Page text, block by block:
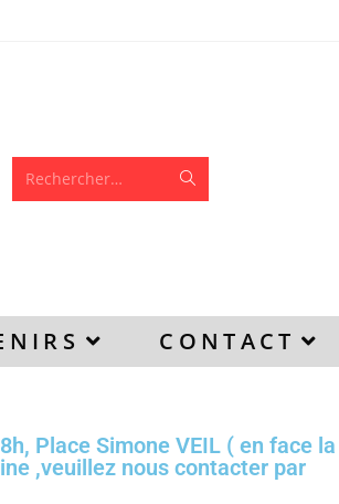
Rechercher…
CONTACT
Place Simone VEIL ( en face la
,veuillez nous contacter par